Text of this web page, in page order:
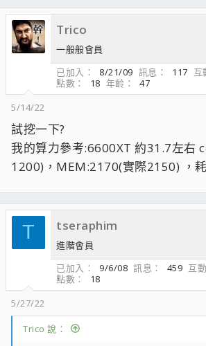
Trico
一般般會員
已加入
8/21/09 訊息 117 互
點數
18 年齡
47
5/14/22
試挖一下?
我的算力參考:6600XT 約31.7左右
1200)，MEM:2170(實際2150) ，
T tseraphim
進階會員
已加入
9/6/08 訊息 459 互
點數
18
5/27/22
Trico 說：